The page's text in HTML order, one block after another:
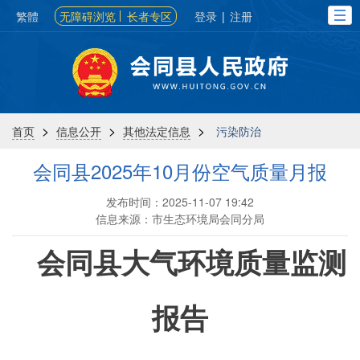
繁體 无障碍浏览 长者专区 登录 | 注册
首页 > 信息公开 > 其他法定信息 > 污染防治
会同县2025年10月份空气质量月报
发布时间：2025-11-07 19:42
信息来源：市生态环境局会同分局
会同县大气环境质量监测
报告